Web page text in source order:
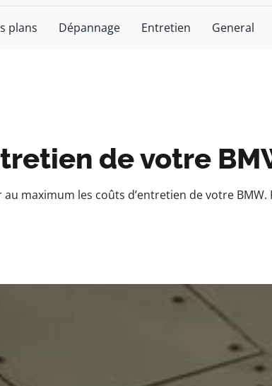
plans Dépannage Entretien General
de votre
maximum les coûts d’entretien de votre